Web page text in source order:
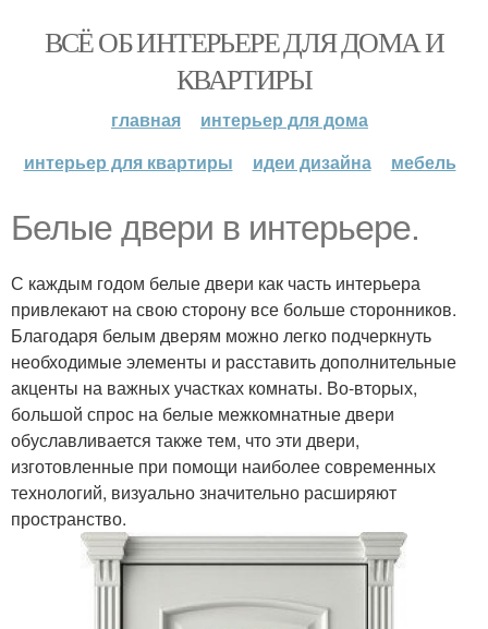
ВСЁ ОБ ИНТЕРЬЕРЕ ДЛЯ ДОМА И
КВАРТИРЫ
главная
интерьер для дома
интерьер для квартиры
идеи дизайна мебель
Белые двери в интерьере.
С каждым годом белые двери как часть интерьера
привлекают на свою сторону все больше сторонников.
Благодаря белым дверям можно легко подчеркнуть
необходимые элементы и расставить дополнительные
акценты на важных участках комнаты. Во-вторых,
большой спрос на белые межкомнатные двери
обуславливается также тем, что эти двери,
изготовленные при помощи наиболее современных
технологий, визуально значительно расширяют
пространство.